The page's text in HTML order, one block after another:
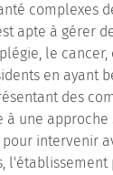
complexes
apte à gérer
le cancer,
en ayant
des
à une
intervenir
l'établissement